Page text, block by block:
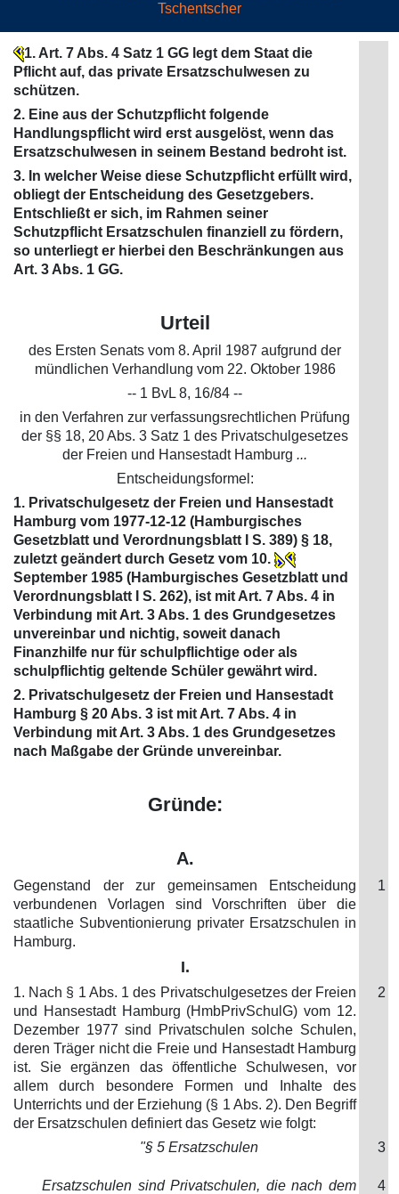
Tschentscher
1. Art. 7 Abs. 4 Satz 1 GG legt dem Staat die
Pflicht auf, das private Ersatzschulwesen zu
schützen.
2. Eine aus der Schutzpflicht folgende
Handlungspflicht wird erst ausgelöst, wenn das
Ersatzschulwesen in seinem Bestand bedroht ist.
3. In welcher Weise diese Schutzpflicht erfüllt wird,
obliegt der Entscheidung des Gesetzgebers.
Entschließt er sich, im Rahmen seiner
Schutzpflicht Ersatzschulen finanziell zu fördern,
so unterliegt er hierbei den Beschränkungen aus
Art. 3 Abs. 1 GG.
Urteil
des Ersten Senats vom 8. April 1987 aufgrund der
mündlichen Verhandlung vom 22. Oktober 1986
-- 1 BvL 8, 16/84 --
in den Verfahren zur verfassungsrechtlichen Prüfung
der §§ 18, 20 Abs. 3 Satz 1 des Privatschulgesetzes
der Freien und Hansestadt Hamburg ...
Entscheidungsformel:
1. Privatschulgesetz der Freien und Hansestadt
Hamburg vom 1977-12-12 (Hamburgisches
Gesetzblatt und Verordnungsblatt I S. 389) § 18,
zuletzt geändert durch Gesetz vom 10.
September 1985 (Hamburgisches Gesetzblatt und
Verordnungsblatt I S. 262), ist mit Art. 7 Abs. 4 in
Verbindung mit Art. 3 Abs. 1 des Grundgesetzes
unvereinbar und nichtig, soweit danach
Finanzhilfe nur für schulpflichtige oder als
schulpflichtig geltende Schüler gewährt wird.
2. Privatschulgesetz der Freien und Hansestadt
Hamburg § 20 Abs. 3 ist mit Art. 7 Abs. 4 in
Verbindung mit Art. 3 Abs. 1 des Grundgesetzes
nach Maßgabe der Gründe unvereinbar.
Gründe:
A.
Gegenstand der zur gemeinsamen Entscheidung
verbundenen Vorlagen sind Vorschriften über die
staatliche Subventionierung privater Ersatzschulen in
Hamburg.
1
I.
1. Nach § 1 Abs. 1 des Privatschulgesetzes der Freien
und Hansestadt Hamburg (HmbPrivSchulG) vom 12.
Dezember 1977 sind Privatschulen solche Schulen,
deren Träger nicht die Freie und Hansestadt Hamburg
ist. Sie ergänzen das öffentliche Schulwesen, vor
allem durch besondere Formen und Inhalte des
Unterrichts und der Erziehung (§ 1 Abs. 2). Den Begriff
der Ersatzschulen definiert das Gesetz wie folgt:
2
"§ 5 Ersatzschulen 3
Ersatzschulen sind Privatschulen, die nach dem
4